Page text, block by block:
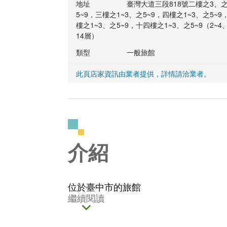
地址
臺灣大道三段​818號二樓之3、之
5~9，三樓之1~3、之5~9，四樓之1~3、之5~9
樓之1~3、之5~9，十四樓之1~3、之5~9（2~4、
14層）
類型
一般旅館
此頁店家資訊由業者提供，詳情請洽業者。
介紹
位於臺中市的旅館
繼續閱讀